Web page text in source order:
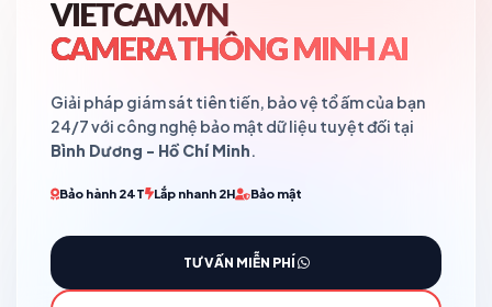
VIETCAM.VN
CAMERA THÔNG MINH AI
Giải pháp giám sát tiên tiến, bảo vệ tổ ấm của bạn
24/7 với công nghệ bảo mật dữ liệu tuyệt đối tại
Bình Dương - Hồ Chí Minh.
Bảo hành 24T Lắp nhanh 2H Bảo mật
TƯ VẤN MIỄN PHÍ